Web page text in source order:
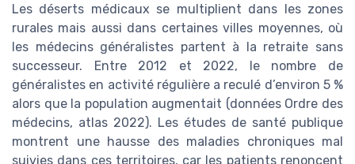
Les déserts médicaux se multiplient dans les zones
rurales mais aussi dans certaines villes moyennes, où
les médecins généralistes partent à la retraite sans
successeur. Entre 2012 et 2022, le nombre de
généralistes en activité régulière a reculé d’environ 5 %
alors que la population augmentait (données Ordre des
médecins, atlas 2022). Les études de santé publique
montrent une hausse des maladies chroniques mal
suivies dans ces territoires, car les patients renoncent